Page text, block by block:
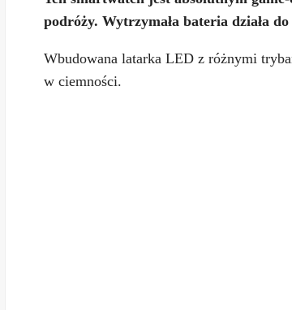
podróży. Wytrzymała bateria działa
Wbudowana latarka LED z różnymi
w ciemności.